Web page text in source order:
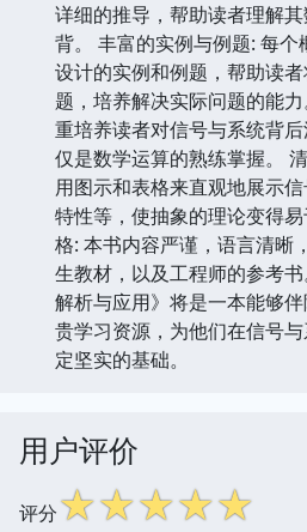
详细的推导，帮助读者理解
背。 丰富的实例与例题: 每
设计的实例和例题，帮助读
题，培养解决实际问题的能
重培养读者对信号与系统背
仅是数学运算的熟练掌握。
用图示和表格来直观地展示
特性等，使抽象的理论变得
格: 本书内容严谨，语言清晰
生教材，以及工程师的参考
解析与应用》将是一本能够
贵学习资源，为他们在信号
定坚实的基础。
用户评价
评分☆☆☆☆☆